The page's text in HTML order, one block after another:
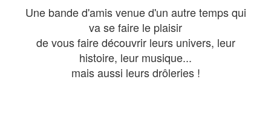
Une bande d'amis venue d'un autre temps qui
va se faire le plaisir
de vous faire découvrir leurs univers, leur
histoire, leur musique...
mais aussi leurs drôleries !